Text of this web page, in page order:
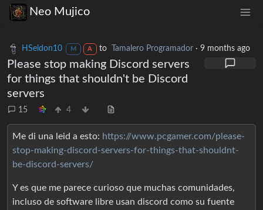
Neo Mujico
HSeldon10 M A to Tamalero Programador ·9 months ago
Please stop making Discord servers
for things that shouldn't be Discord
servers
15 4
Me di una leid a esto: https://www.pcgamer.com/please-
stop-making-discord-servers-for-things-that-shouldnt-
be-discord-servers/
Y es que me parece curioso que muchas comunidades,
incluso de software libre usan discord como su fuente